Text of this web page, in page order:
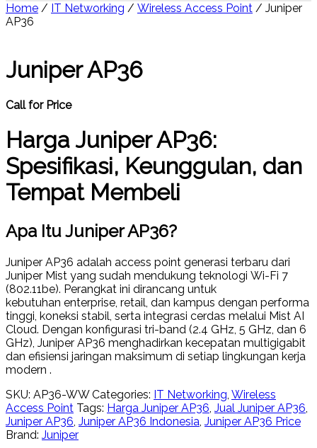
Home / IT Networking / Wireless Access Point / Juniper
AP36
Juniper AP36
Call for Price
Harga Juniper AP36:
Spesifikasi, Keunggulan, dan
Tempat Membeli
Apa Itu Juniper AP36?
Juniper AP36 adalah access point generasi terbaru dari
Juniper Mist yang sudah mendukung teknologi Wi-Fi 7
(802.11be). Perangkat ini dirancang untuk
kebutuhan enterprise, retail, dan kampus dengan performa
tinggi, koneksi stabil, serta integrasi cerdas melalui Mist AI
Cloud. Dengan konfigurasi tri-band (2.4 GHz, 5 GHz, dan 6
GHz) , Juniper AP36 menghadirkan kecepatan multigigabit
dan efisiensi jaringan maksimum di setiap lingkungan kerja
modern .
SKU: AP36-WW Categories: IT Networking Wireless
Access Point Tags: Harga Juniper AP36 Jual Juniper AP36
Juniper AP36 Juniper AP36 Indonesia Juniper AP36 Price
Brand: Juniper